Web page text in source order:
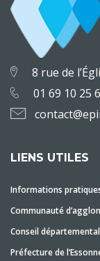
8 rue de
01 69 10 25
LIENS UTILES
Informations
Communauté
Conseil départemental
Préfecture de